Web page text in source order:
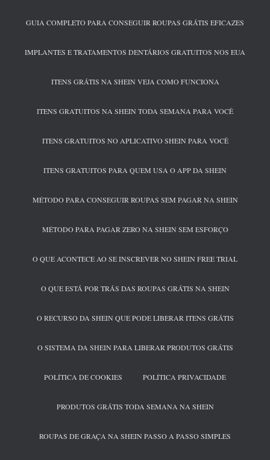
GUIA COMPLETO PARA CONSEGUIR ROUPAS GRÁTIS EFICAZES
IMPLANTES E TRATAMENTOS DENTÁRIOS GRATUITOS NOS EUA
ITENS GRÁTIS NA SHEIN VEJA COMO FUNCIONA
ITENS GRATUITOS NA SHEIN TODA SEMANA PARA VOCÊ
ITENS GRATUITOS NO APLICATIVO SHEIN PARA VOCÊ
ITENS GRATUITOS PARA QUEM USA O APP DA SHEIN
MÉTODO PARA CONSEGUIR ROUPAS SEM PAGAR NA SHEIN
MÉTODO PARA PAGAR ZERO NA SHEIN SEM ESFORÇO
O QUE ACONTECE AO SE INSCREVER NO SHEIN FREE TRIAL
O QUE ESTÁ POR TRÁS DAS ROUPAS GRÁTIS NA SHEIN
O RECURSO DA SHEIN QUE PODE LIBERAR ITENS GRÁTIS
O SISTEMA DA SHEIN PARA LIBERAR PRODUTOS GRÁTIS
POLÍTICA DE COOKIES POLÍTICA PRIVACIDADE
PRODUTOS GRÁTIS TODA SEMANA NA SHEIN
ROUPAS DE GRAÇA NA SHEIN PASSO A PASSO SIMPLES